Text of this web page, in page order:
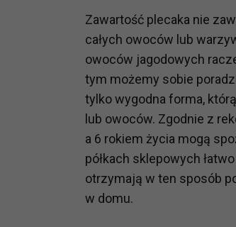
Zawartość plecaka nie
całych owoców lub
owoców jagodowych
tym możemy sobie
tylko wygodna forma,
lub owoców. Zgodnie z
a 6 rokiem życia mogą
półkach sklepowych
otrzymają w ten sposób
w domu.
Komu możemy
Zgodnie z
np. agencjom
obowiązującego
prawną.
Zaufanych
Jakie masz
Masz między